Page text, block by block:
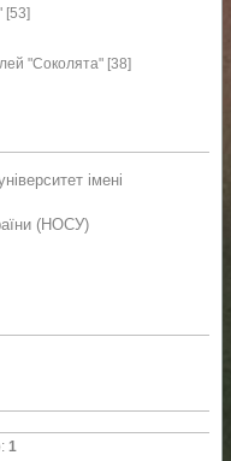
[53]
"Соколята" [38]
імені
(НОСУ)
1